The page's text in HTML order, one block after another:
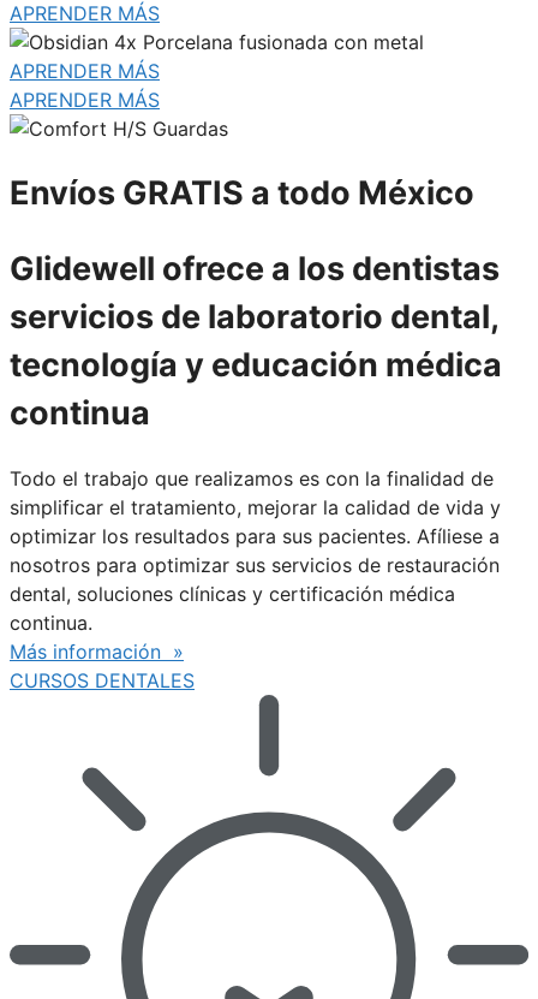
APRENDER MÁS
APRENDER MÁS
APRENDER MÁS
Envíos GRATIS a todo México
Glidewell ofrece a los dentistas
servicios de laboratorio dental,
tecnología y educación médica
continua
Todo el trabajo que realizamos es con la finalidad de
simplificar el tratamiento, mejorar la calidad de vida y
optimizar los resultados para sus pacientes. Afíliese a
nosotros para optimizar sus servicios de restauración
dental, soluciones clínicas y certificación médica
continua.
Más información »
CURSOS DENTALES